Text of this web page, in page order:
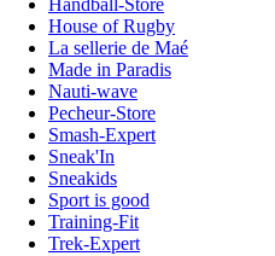
Handball-Store
House of Rugby
La sellerie de Maé
Made in Paradis
Nauti-wave
Pecheur-Store
Smash-Expert
Sneak'In
Sneakids
Sport is good
Training-Fit
Trek-Expert